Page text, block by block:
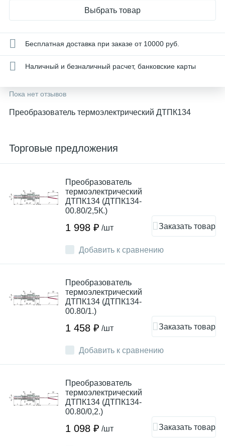
Выбрать товар
Бесплатная доставка при заказе от 10000 руб.
Наличный и безналичный расчет, банковские карты
Пока нет отзывов
Преобразователь термоэлектрический ДТПК134
Торговые предложения
Добавить к сравнению
Преобразователь
термоэлектрический
ДТПК134 (ДТПК134-
00.80/2,5К.)
1 998 ₽ /шт Заказать товар
Добавить к сравнению
Преобразователь
термоэлектрический
ДТПК134 (ДТПК134-
00.80/1.)
1 458 ₽ /шт Заказать товар
Преобразователь
термоэлектрический
ДТПК134 (ДТПК134-
00.80/0,2.)
1 098 ₽ /шт Заказать товар